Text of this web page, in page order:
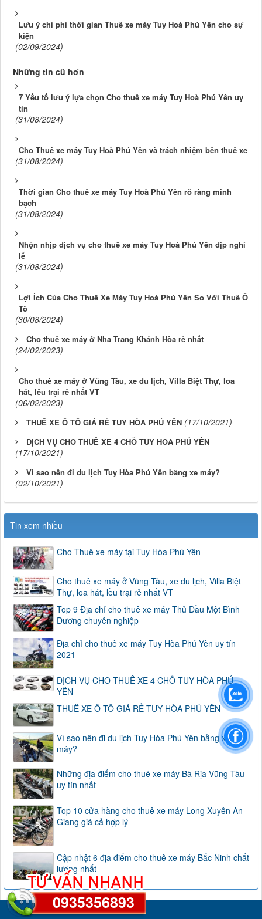
Lưu ý chi phi thời gian Thuê xe máy Tuy Hoà Phú Yên cho sự
kiện
(02/09/2024)
Những tin cũ hơn
7 Yếu tố lưu ý lựa chọn Cho thuê xe máy Tuy Hoà Phú Yên uy
tín
(31/08/2024)
Cho Thuê xe máy Tuy Hoà Phú Yên và trách nhiệm bên thuê xe
(31/08/2024)
Thời gian Cho thuê xe máy Tuy Hoà Phú Yên rõ ràng minh
bạch
(31/08/2024)
Nhộn nhịp dịch vụ cho thuê xe máy Tuy Hoà Phú Yên dịp nghỉ
lễ
(31/08/2024)
Lợi Ích Của Cho Thuê Xe Máy Tuy Hoà Phú Yên So Với Thuê Ô
Tô
(30/08/2024)
Cho thuê xe máy ở Nha Trang Khánh Hòa rẻ nhất
(24/02/2023)
Cho thuê xe máy ở Vũng Tàu, xe du lịch, Villa Biệt Thự, loa
hát, lều trại rẻ nhất VT
(06/02/2023)
THUÊ XE Ô TÔ GIÁ RẺ TUY HÒA PHÚ YÊN (17/10/2021)
DỊCH VỤ CHO THUÊ XE 4 CHỖ TUY HÒA PHÚ YÊN
(17/10/2021)
Vì sao nên đi du lịch Tuy Hòa Phú Yên bằng xe máy?
(02/10/2021)
Tin xem nhiều
Cho Thuê xe máy tại Tuy Hòa Phú Yên
Cho thuê xe máy ở Vũng Tàu, xe du lịch, Villa Biệt
Thự, loa hát, lều trại rẻ nhất VT
Top 9 Địa chỉ cho thuê xe máy Thủ Dầu Một Bình
Dương chuyên nghiệp
Địa chỉ cho thuê xe máy Tuy Hòa Phú Yên uy tín
2021
DỊCH VỤ CHO THUÊ XE 4 CHỖ TUY HÒA PHÚ
YÊN
THUÊ XE Ô TÔ GIÁ RẺ TUY HÒA PHÚ YÊN
Vì sao nên đi du lịch Tuy Hòa Phú Yên bằng xe
máy?
Những địa điểm cho thuê xe máy Bà Rịa Vũng Tàu
uy tín nhất
Top 10 cửa hàng cho thuê xe máy Long Xuyên An
Giang giá cả hợp lý
Cập nhật 6 địa điểm cho thuê xe máy Bắc Ninh chất
lượng nhất
0935356893